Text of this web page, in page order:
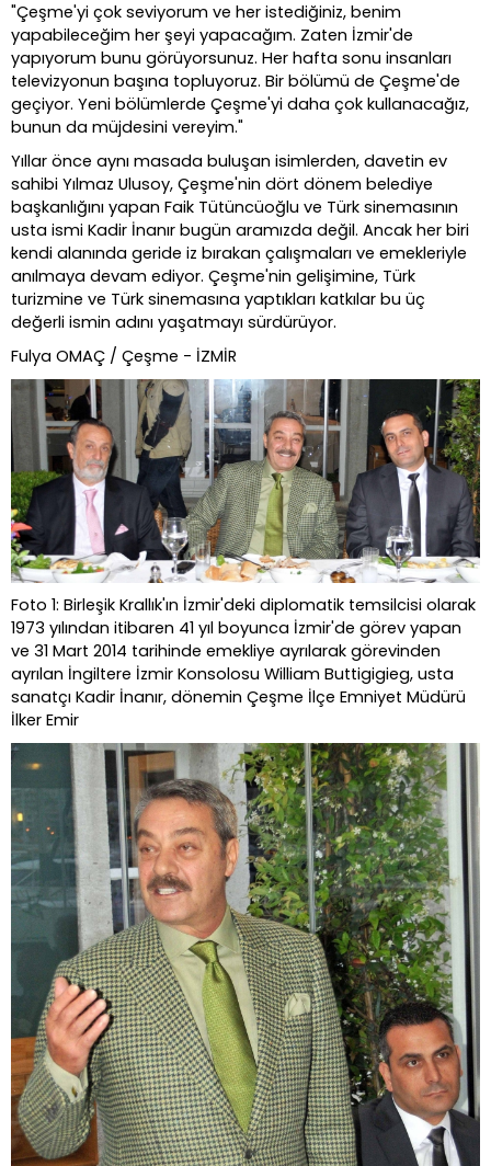
"Çeşme'yi çok seviyorum ve her istediğiniz, benim
yapabileceğim her şeyi yapacağım. Zaten İzmir'de
yapıyorum bunu görüyorsunuz. Her hafta sonu insanları
televizyonun başına topluyoruz. Bir bölümü de Çeşme'de
geçiyor. Yeni bölümlerde Çeşme'yi daha çok kullanacağız,
bunun da müjdesini vereyim."
Yıllar önce aynı masada buluşan isimlerden, davetin ev
sahibi Yılmaz Ulusoy, Çeşme'nin dört dönem belediye
başkanlığını yapan Faik Tütüncüoğlu ve Türk sinemasının
usta ismi Kadir İnanır bugün aramızda değil. Ancak her biri
kendi alanında geride iz bırakan çalışmaları ve emekleriyle
anılmaya devam ediyor. Çeşme'nin gelişimine, Türk
turizmine ve Türk sinemasına yaptıkları katkılar bu üç
değerli ismin adını yaşatmayı sürdürüyor.
Fulya OMAÇ / Çeşme - İZMİR
Foto 1: Birleşik Krallık'ın İzmir'deki diplomatik temsilcisi olarak
1973 yılından itibaren 41 yıl boyunca İzmir'de görev yapan
ve 31 Mart 2014 tarihinde emekliye ayrılarak görevinden
ayrılan İngiltere İzmir Konsolosu William Buttigigieg, usta
sanatçı Kadir İnanır, dönemin Çeşme İlçe Emniyet Müdürü
İlker Emir